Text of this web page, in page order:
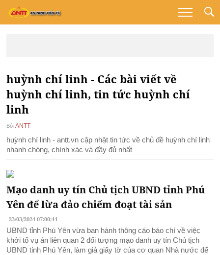
huỳnh chí linh - Các bài viết về
huỳnh chí linh, tin tức huỳnh chí
linh
Bởi ANTT
huỳnh chí linh - antt.vn cập nhật tin tức về chủ đề huỳnh chí linh
nhanh chóng, chính xác và đầy đủ nhất
Mạo danh uy tín Chủ tịch UBND tỉnh Phú
Yên để lừa đảo chiếm đoạt tài sản
23/03/2024 07:00:44
UBND tỉnh Phú Yên vừa ban hành thông cáo báo chí về việc
khởi tố vụ án liên quan 2 đối tượng mạo danh uy tín Chủ tịch
UBND tỉnh Phú Yên, làm giả giấy tờ của cơ quan Nhà nước để